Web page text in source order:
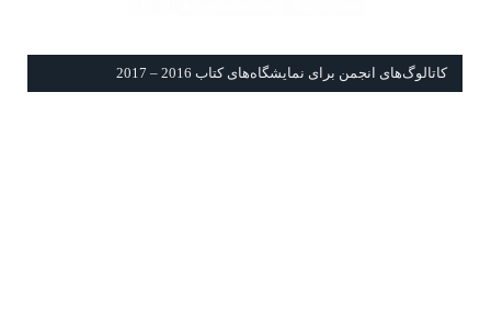
كاتالوگ‌های انجمن برای نمايشگاه‌های كتاب 2016 – 2017